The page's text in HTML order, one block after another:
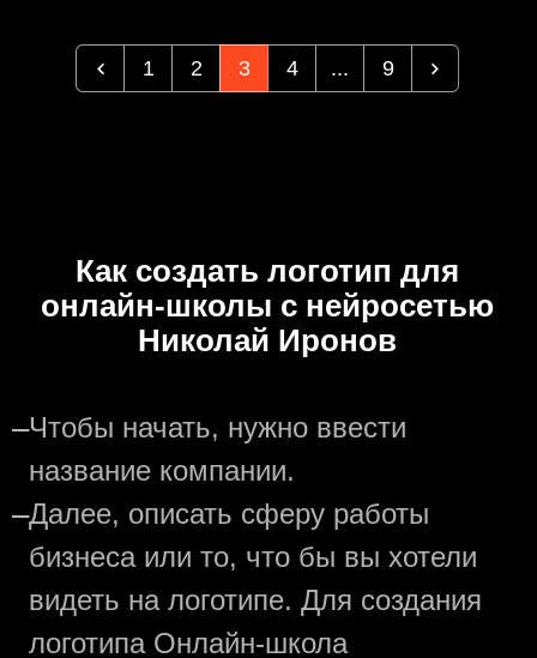
1 2 3 4 ... 9
Как создать логотип для
онлайн-школы с нейросетью
Николай Иронов
—Чтобы начать, нужно ввести
название компании.
—Далее, описать сферу работы
бизнеса или то, что бы вы хотели
видеть на логотипе. Для создания
логотипа Онлайн-школа